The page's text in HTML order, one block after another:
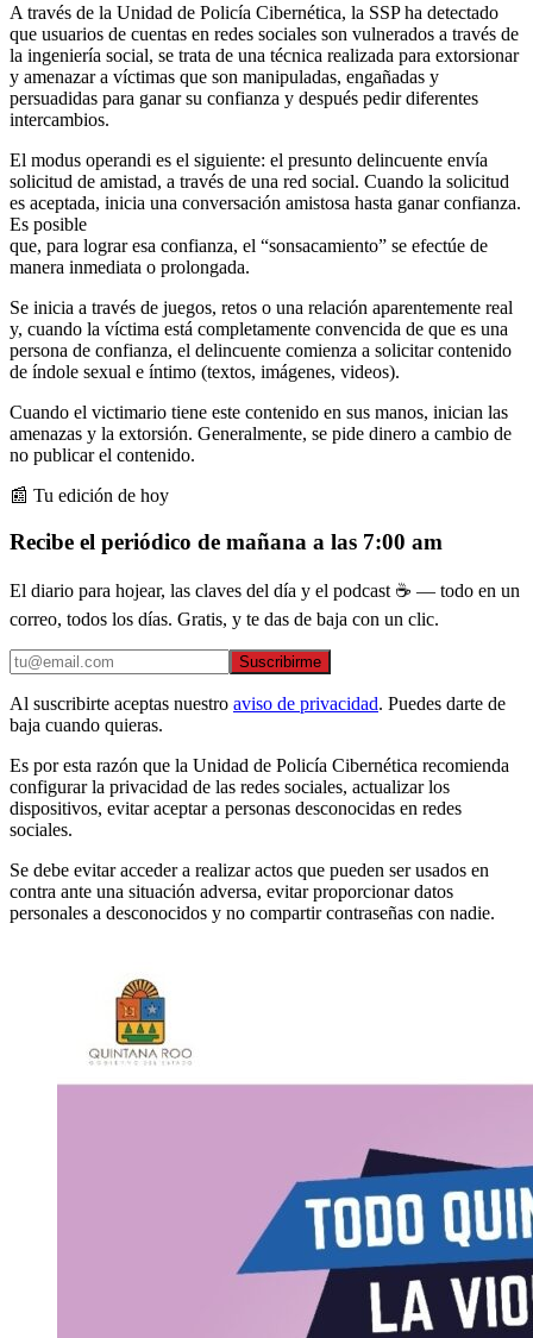
A través de la Unidad de Policía Cibernética, la SSP ha detectado
que usuarios de cuentas en redes sociales son vulnerados a través de
la ingeniería social, se trata de una técnica realizada para extorsionar
y amenazar a víctimas que son manipuladas, engañadas y
persuadidas para ganar su confianza y después pedir diferentes
intercambios.
El modus operandi es el siguiente: el presunto delincuente envía
solicitud de amistad, a través de una red social. Cuando la solicitud
es aceptada, inicia una conversación amistosa hasta ganar confianza.
Es posible
que, para lograr esa confianza, el “sonsacamiento” se efectúe de
manera inmediata o prolongada.
Se inicia a través de juegos, retos o una relación aparentemente real
y, cuando la víctima está completamente convencida de que es una
persona de confianza, el delincuente comienza a solicitar contenido
de índole sexual e íntimo (textos, imágenes, videos).
Cuando el victimario tiene este contenido en sus manos, inician las
amenazas y la extorsión. Generalmente, se pide dinero a cambio de
no publicar el contenido.
📰 Tu edición de hoy
Recibe el periódico de mañana a las 7:00 am
El diario para hojear, las claves del día y el podcast ☕ — todo en un
correo, todos los días. Gratis, y te das de baja con un clic.
Suscribirme
Al suscribirte aceptas nuestro aviso de privacidad. Puedes darte de
baja cuando quieras.
Es por esta razón que la Unidad de Policía Cibernética recomienda
configurar la privacidad de las redes sociales, actualizar los
dispositivos, evitar aceptar a personas desconocidas en redes
sociales.
Se debe evitar acceder a realizar actos que pueden ser usados en
contra ante una situación adversa, evitar proporcionar datos
personales a desconocidos y no compartir contraseñas con nadie.